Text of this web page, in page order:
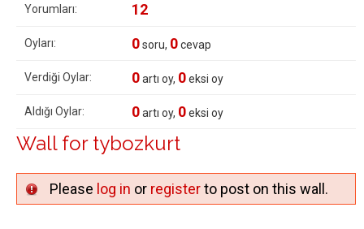
Yorumları: 12
Oyları: 0soru, 0cevap
Verdiği Oylar: 0artı oy, 0eksi oy
Aldığı Oylar: 0artı oy, 0eksi oy
Wall for tybozkurt
Please log in or registerto post on this wall.